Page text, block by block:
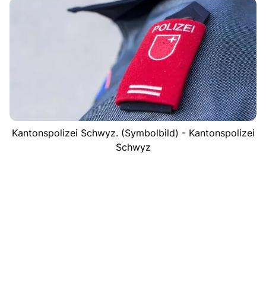
Kantonspolizei Schwyz. (Symbolbild) - Kantonspolizei
Schwyz